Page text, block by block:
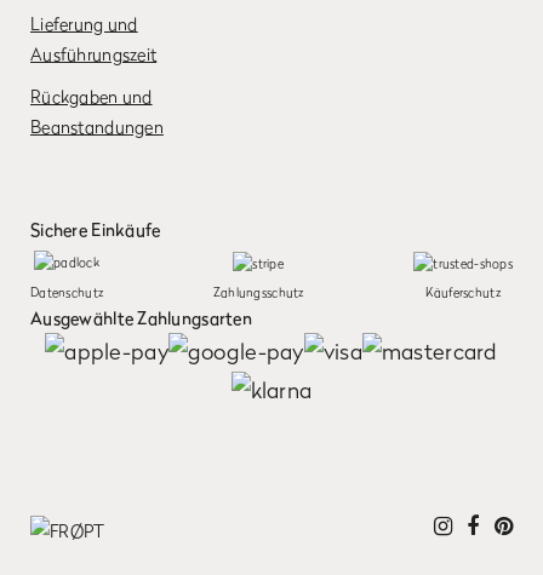
Lieferung und
Ausführungszeit
Rückgaben und
Beanstandungen
Sichere Einkäufe
Datenschutz Zahlungsschutz Käuferschutz
Ausgewählte Zahlungsarten